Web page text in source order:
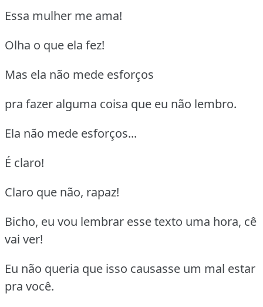
Essa mulher me ama!
Olha o que ela fez!
Mas ela não mede esforços
pra fazer alguma coisa que eu não lembro.
Ela não mede esforços...
É claro!
Claro que não, rapaz!
Bicho, eu vou lembrar esse texto uma hora, cê
vai ver!
Eu não queria que isso causasse um mal estar
pra você.